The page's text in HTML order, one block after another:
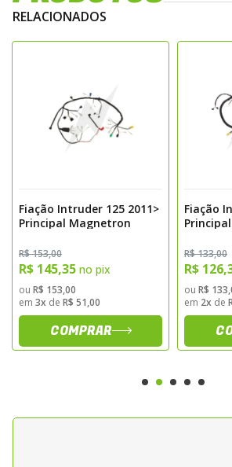
Magnetron — referência
componentes elétricos para
desempenho confiável e
Sugestão de Aplicação
Recomendada para
contato em conectores,
circuitos. Ideal para
preventivas e reparos que
restabelecimento total da
chicote elétrico.
Benefícios Técnicos
• Padrão plug and play,
vibração, calor e abrasão •
RELACIONADOS
Fiação Intruder 125 2011>
Principal Magnetron
R$ 153,00
R$ 145,35 no pix
ou R$ 153,00
em 3x de R$ 51,00
COMPRAR
Fiação
R$ 133,00
R$
ou R$
em 2x de